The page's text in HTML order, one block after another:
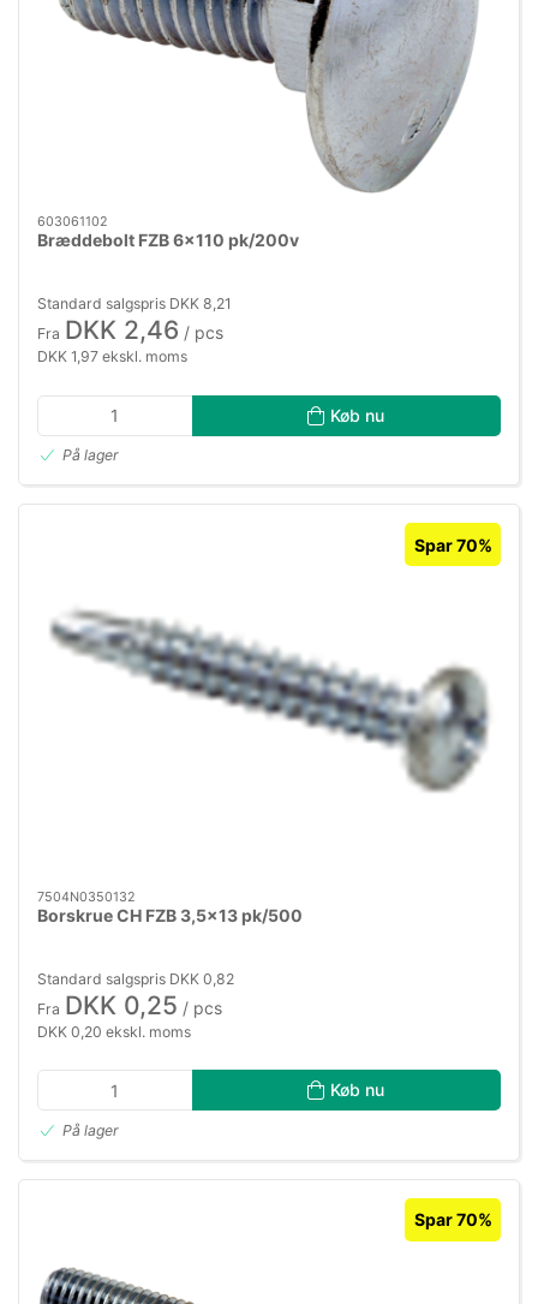
603061102
Bræddebolt FZB 6×110 pk/200v
Standard salgspris DKK 8,21
Fra DKK 2,46 / pcs
DKK 1,97 ekskl. moms
Køb nu
På lager
Spar 70%
7504N0350132
Borskrue CH FZB 3,5×13 pk/500
Standard salgspris DKK 0,82
Fra DKK 0,25 / pcs
DKK 0,20 ekskl. moms
Køb nu
På lager
Spar 70%